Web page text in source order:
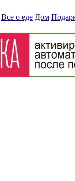
Все о еде Дом